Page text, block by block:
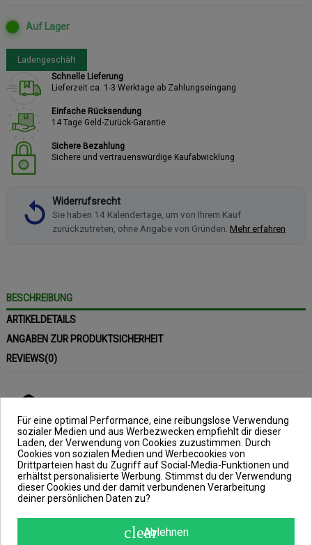
Auf Lager
Ladengeschäft
Schnelle Lieferung
Lieferzeit ca. 1-3 Werktage ab Zahlungseingang
Einfache Rücksendung
14 Tage Geld-Zurück-Garantie
Sichere Bezahlung
Sichere und vertrauenswürdige Kaufabwicklung
Widerrufsrecht
Sie haben 14 Kalendertage, um von Ihrem Kauf
zurückzutreten, ohne Angabe von Gründen. Mehr erfahren
BESCHREIBUNG
ARTIKELDETAILS
ANGABEN ZUR PRODUKTSICHERHEIT
REVIEWS(0)
Heli & Chod Beads
Inhalt: 10 Stück, Farbe: dark
Bei den Heli & Chod Beads, aus dem
Für eine optimal Performance, eine reibungslose Verwendung
sozialer Medien und aus Werbezwecken empfiehlt dir dieser
Laden, der Verwendung von Cookies zuzustimmen. Durch
Cookies von sozialen Medien und Werbecookies von
Drittparteien hast du Zugriff auf Social-Media-Funktionen und
erhältst personalisierte Werbung. Stimmst du der Verwendung
dieser Cookies und der damit verbundenen Verarbeitung
deiner persönlichen Daten zu?
clearAblehnen